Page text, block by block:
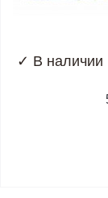
✓ В наличии